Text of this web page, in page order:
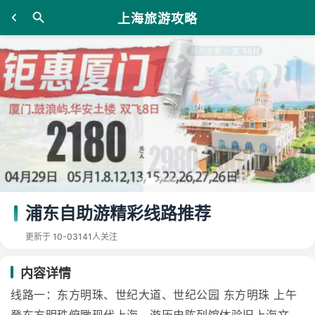
上海旅游攻略
浦东自助游精彩线路推荐
更新于 10-03141人关注
内容详情
线路一：东方明珠、世纪大道、世纪公园 东方明珠 上午